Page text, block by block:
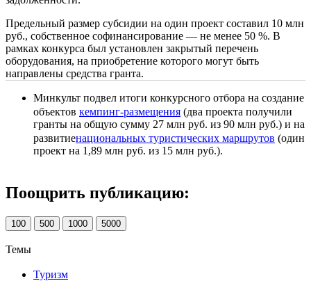
Предельный размер субсидии на один проект составил 10 млн
руб., собственное софинансирование — не менее 50 %. В
рамках конкурса был установлен закрытый перечень
оборудования, на приобретение которого могут быть
направлены средства гранта.
Минкульт подвел итоги конкурсного отбора на создание
объектов кемпинг-размещения (два проекта получили
гранты на общую сумму 27 млн руб. из 90 млн руб.) и на
развитиенациональных туристических маршрутов (один
проект на 1,89 млн руб. из 15 млн руб.).
Поощрить публикацию:
100 500 1000 5000
Темы
Туризм